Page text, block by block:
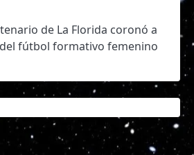
de La Florida coronó a
fútbol formativo femenino